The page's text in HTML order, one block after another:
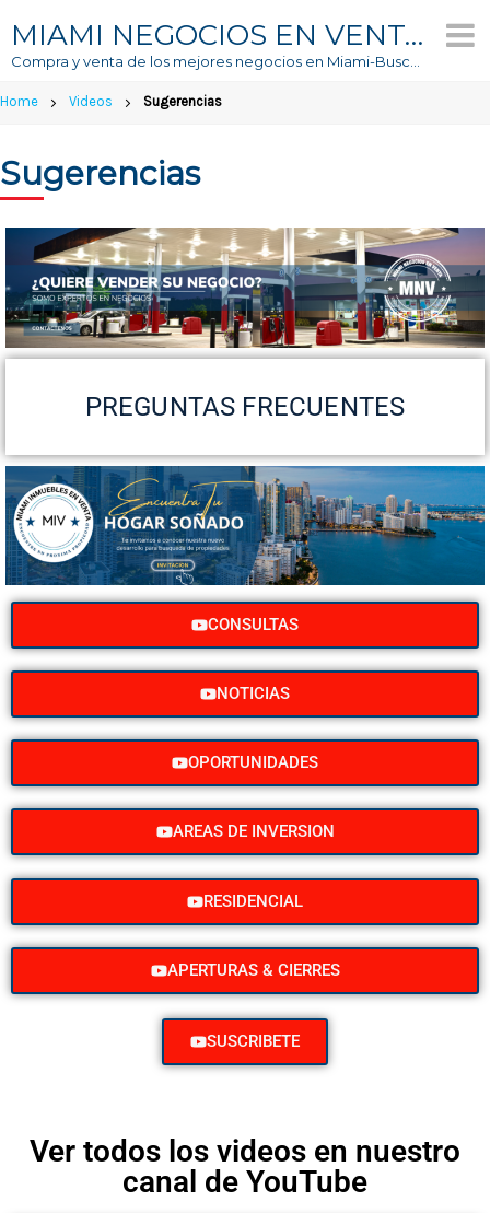
MIAMI NEGOCIOS EN VENTA
Home Videos Sugerencias
Sugerencias
PREGUNTAS FRECUENTES
CONSULTAS
NOTICIAS
OPORTUNIDADES
AREAS DE INVERSION
RESIDENCIAL
APERTURAS & CIERRES
SUSCRIBETE
Ver todos los videos en nuestro
canal de YouTube